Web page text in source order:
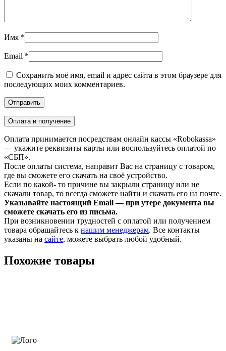
Имя *
Email *
Сохранить моё имя, email и адрес сайта в этом браузере для
последующих моих комментариев.
Оплата и получение
Оплата принимается посредствам онлайн кассы «Robokassa»
— укажите реквизиты карты или воспользуйтесь оплатой по
«СБП».
После оплаты система, направит Вас на страницу с товаром,
где вы сможете его скачать на своё устройство.
Если по какой- то причине вы закрыли страницу или не
скачали товар, то всегда сможете найти и скачать его на почте.
Указывайте настоящий Email — при утере документа вы
сможете скачать его из письма.
При возникновении трудностей с оплатой или получением
товара обращайтесь к нашим менеджерам. Все контакты
указаны на сайте, можете выбрать любой удобный.
Похожие товары